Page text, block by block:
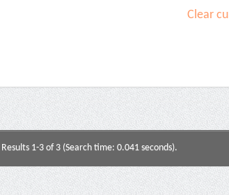
Clear
Results 1-3 of 3 (Search time: 0.041 seconds).